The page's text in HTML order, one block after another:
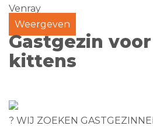
Venray
Weergeven
Gastgezin
kittens
? WIJ ZOEKEN